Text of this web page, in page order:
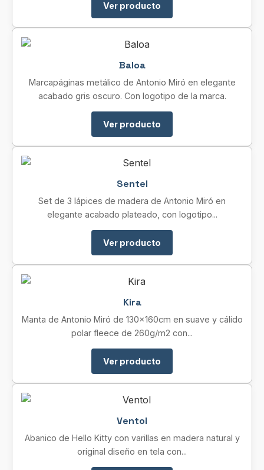
Ver producto
Baloa
Marcapáginas metálico de Antonio Miró en elegante
acabado gris oscuro. Con logotipo de la marca.
Ver producto
Sentel
Set de 3 lápices de madera de Antonio Miró en
elegante acabado plateado, con logotipo...
Ver producto
Kira
Manta de Antonio Miró de 130x160cm en suave y cálido
polar fleece de 260g/m2 con...
Ver producto
Ventol
Abanico de Hello Kitty con varillas en madera natural y
original diseño en tela con...